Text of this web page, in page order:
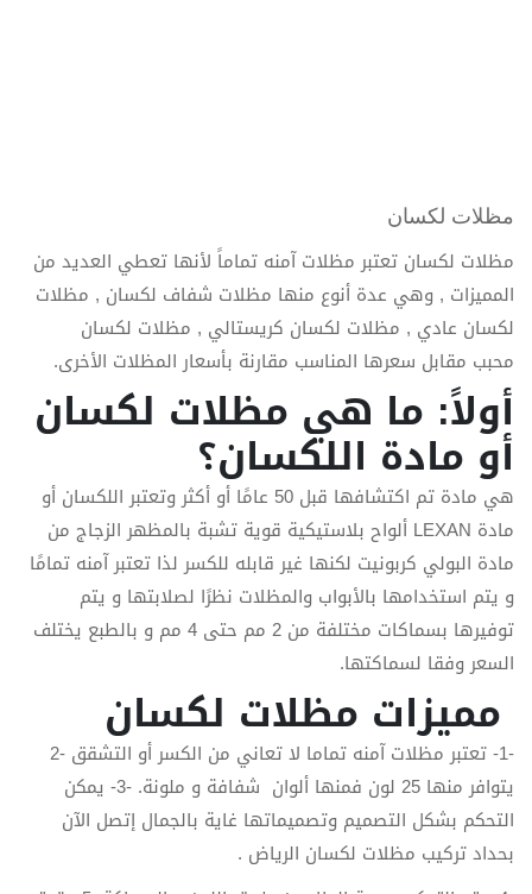
مظلات لكسان
مظلات لكسان تعتبر مظلات آمنه تماماً لأنها تعطي العديد من
المميزات , وهي عدة أنوع منها مظلات شفاف لكسان , مظلات
لكسان عادي , مظلات لكسان كريستالي , مظلات لكسان
محبب مقابل سعرها المناسب مقارنة بأسعار المظلات الأخرى.
أولاً: ما هي مظلات لكسان
أو مادة اللكسان؟
هي مادة تم اكتشافها قبل 50 عامًا أو أكثر وتعتبر اللكسان أو
مادة LEXAN ألواح بلاستيكية قوية تشبة بالمظهر الزجاج من
مادة البولي كربونيت لكنها غير قابله للكسر لذا تعتبر آمنه تمامًا
و يتم استخدامها بالأبواب والمظلات نظرًا لصلابتها و يتم
توفيرها بسماكات مختلفة من 2 مم حتى 4 مم و بالطبع يختلف
السعر وفقا لسماكتها.
مميزات مظلات لكسان
-1- تعتبر مظلات آمنه تماما لا تعاني من الكسر أو التشقق -2
يتوافر منها 25 لون فمنها ألوان شفافة و ملونة. -3- يمكن
التحكم بشكل التصميم وتصميماتها غاية بالجمال إتصل الآن
بحداد تركيب مظلات لكسان الرياض .